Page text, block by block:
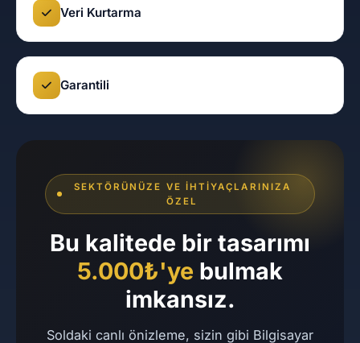
Veri Kurtarma
Garantili
SEKTÖRÜNÜZE VE İHTIYAÇLARINIZA
ÖZEL
Bu kalitede bir tasarımı
5.000₺'ye bulmak
imkansız.
Soldaki canlı önizleme, sizin gibi Bilgisayar